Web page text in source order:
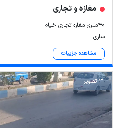
مغازه و تجاری
۴۰متری مغازه تجاری خیام
ساری
مشاهده جزییات
3 تصویر